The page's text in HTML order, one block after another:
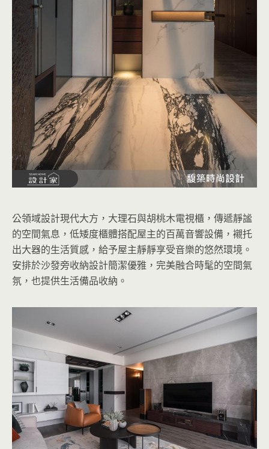
公領域設計現代大方，大理石與胡桃木電視櫃，傳遞靜謐
的空間氣息，低矮度櫃體搭配屋主的百萬音響設備，襯托
出大器的生活質感，給予屋主靜靜享受音樂的悠然環境。
安排於沙發旁收納設計簡潔優雅，完美融合時髦的空間氣
氛，也提供生活備品收納。